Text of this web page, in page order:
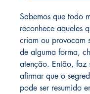
Sabemos que todo
reconhece aqueles
criam ou provocam
de alguma forma,
atenção. Então, faz
afirmar que o
pode ser resumido